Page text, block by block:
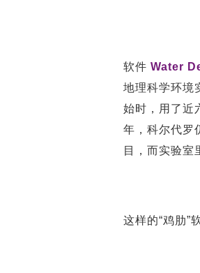
软件 Water
地理科学环境
始时，用了近
年，科尔代罗
目，而实验室
这样的“鸡肋”